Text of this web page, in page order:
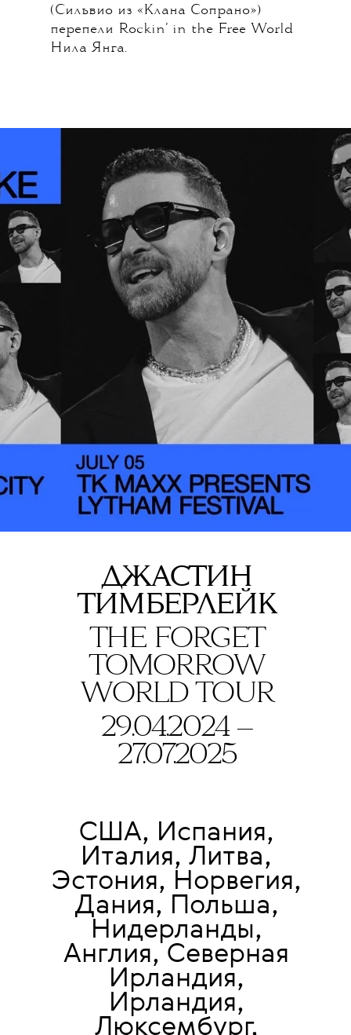
(Сильвио из «Клана Сопрано»)
перепели Rockin’ in the Free World
Нила Янга.
ДЖАСТИН
ТИМБЕРЛЕЙК
THE FORGET
TOMORROW
WORLD TOUR
29.04.2024 —
27.07.2025
США, Испания,
Италия, Литва,
Эстония, Норвегия,
Дания, Польша,
Нидерланды,
Англия, Северная
Ирландия,
Ирландия,
Люксембург,